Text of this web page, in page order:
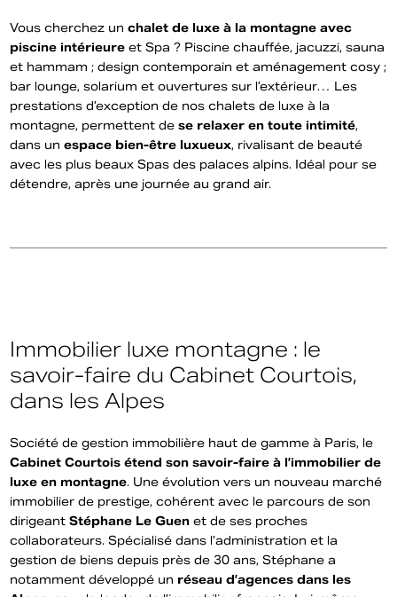
Vous cherchez unchalet de luxe à la montagne avec
piscine intérieure et Spa ? Piscine chauffée, jacuzzi, sauna
et hammam ; design contemporain et aménagement cosy ;
bar lounge, solarium et ouvertures sur l’extérieur… Les
prestations d’exception de nos chalets de luxe à la
montagne, permettent dese relaxer en toute intimité,
dans unespace bien-être luxueux, rivalisant de beauté
avec les plus beaux Spas des palaces alpins. Idéal pour se
détendre, après une journée au grand air.
Immobilier luxe montagne : le
savoir-faire du Cabinet Courtois,
dans les Alpes
Société de gestion immobilière haut de gamme à Paris, le
Cabinet Courtois étend son savoir-faire à l’immobilier de
luxe en montagne. Une évolution vers un nouveau marché
immobilier de prestige, cohérent avec le parcours de son
dirigeantStéphane Le Guen et de ses proches
collaborateurs. Spécialisé dans l’administration et la
gestion de biens depuis près de 30 ans, Stéphane a
notamment développé un réseau d’agences dans les